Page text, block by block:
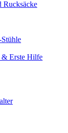
Rucksäcke
& Erste Hilfe